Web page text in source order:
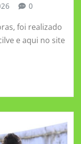
0
foi realizado
e aqui no site